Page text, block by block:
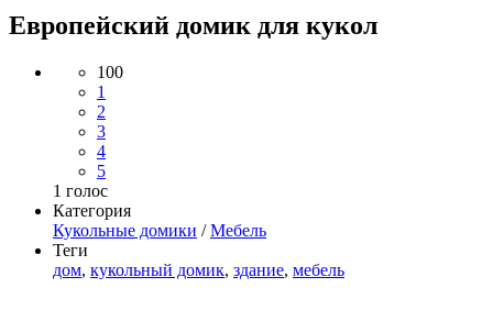
Европейский домик для кукол
100
1
2
3
4
5
1 голос
Категория
Кукольные домики /Мебель
Теги
дом, кукольный домик, здание, мебель